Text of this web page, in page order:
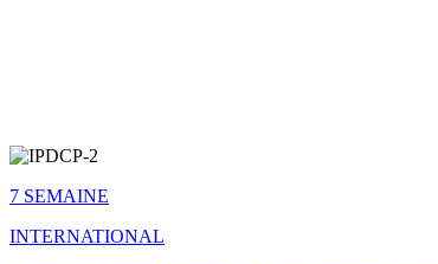
7 SEMAINE
INTERNATIONAL